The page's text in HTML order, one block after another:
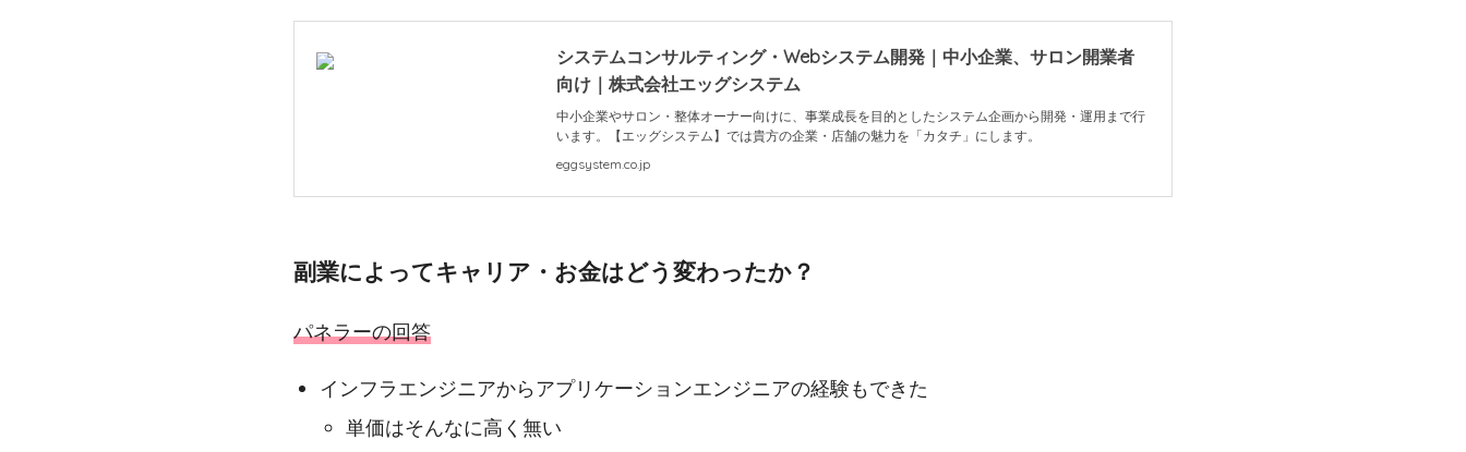
システムコンサルティング・Webシステム開発｜中小企業、サロン開業者
向け｜株式会社エッグシステム
中小企業やサロン・整体オーナー向けに、事業成長を目的としたシステム企画から開発・運用まで行
います。【エッグシステム】では貴方の企業・店舗の魅力を「カタチ」にします。
eggsystem.co.jp
副業によってキャリア・お金はどう変わったか？
パネラーの回答
インフラエンジニアからアプリケーションエンジニアの経験もできた
単価はそんなに高く無い